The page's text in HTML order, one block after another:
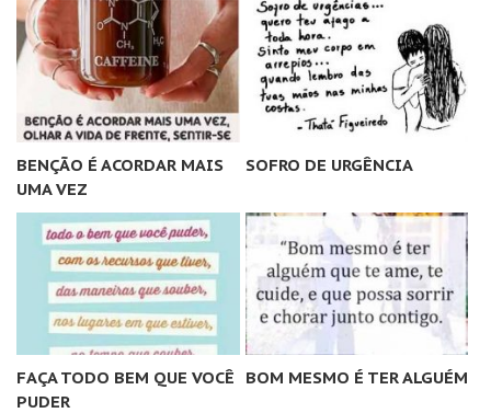
BENÇÃO É ACORDAR MAIS
UMA VEZ
SOFRO DE URGÊNCIA
FAÇA TODO BEM QUE VOCÊ
PUDER
BOM MESMO É TER ALGUÉM